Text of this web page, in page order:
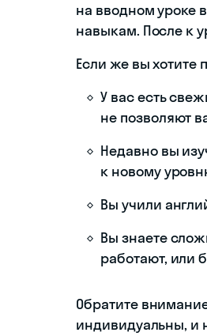
на вводном уроке
навыкам. После к
Если же вы хотите
У вас есть
не позволяют
Недавно вы
к новому
Вы учили
Вы знаете
работают, или
Обратите
индивидуальны, и